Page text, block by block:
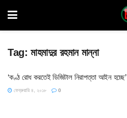
Tag: মাহমাদুর রহমান মান্না
‘কণ্ঠ রোধ করতেই ডিজিটাল নিরাপত্তা আইন হচ্ছে’
ফেব্রুয়ারি ৪, ২০১৮ 0